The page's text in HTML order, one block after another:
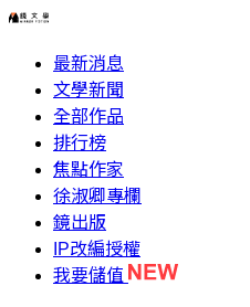
最新消息
文學新聞
全部作品
排行榜
焦點作家
徐淑卿專欄
鏡出版
IP改編授權
我要儲值